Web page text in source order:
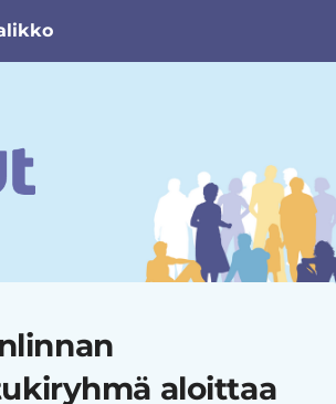
uhrien tuki ry
aloittaa